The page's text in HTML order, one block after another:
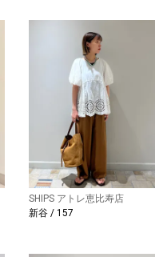
SHIPS アトレ恵比寿店
新谷 / 157